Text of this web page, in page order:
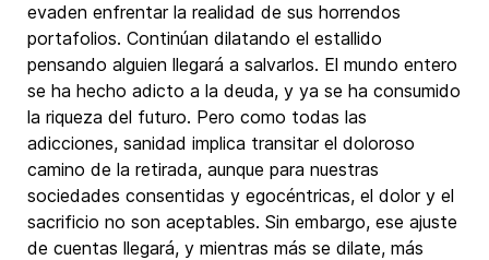
evaden enfrentar la realidad de sus horrendos
portafolios. Continúan dilatando el estallido
pensando alguien llegará a salvarlos. El mundo entero
se ha hecho adicto a la deuda, y ya se ha consumido
la riqueza del futuro. Pero como todas las
adicciones, sanidad implica transitar el doloroso
camino de la retirada, aunque para nuestras
sociedades consentidas y egocéntricas, el dolor y el
sacrificio no son aceptables. Sin embargo, ese ajuste
de cuentas llegará, y mientras más se dilate, más